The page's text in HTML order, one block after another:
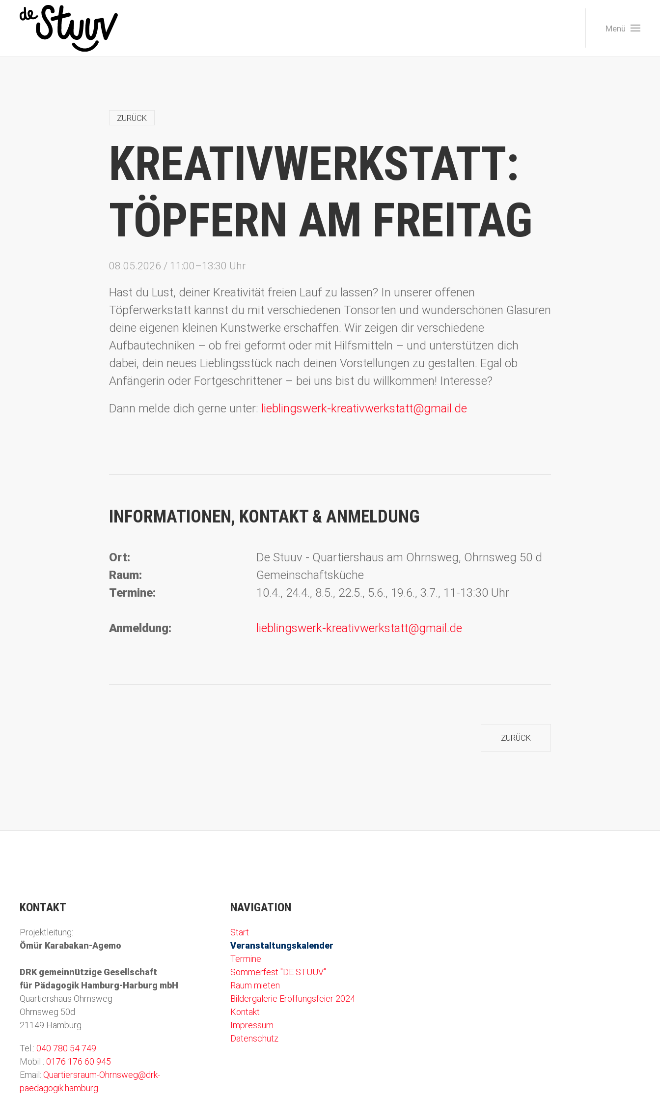
Menü
ZURÜCK
KREATIVWERKSTATT:
TÖPFERN AM FREITAG
08.05.2026 / 11:00–13:30 Uhr
Hast du Lust, deiner Kreativität freien Lauf zu lassen? In unserer offenen
Töpferwerkstatt kannst du mit verschiedenen Tonsorten und wunderschönen Glasuren
deine eigenen kleinen Kunstwerke erschaffen. Wir zeigen dir verschiedene
Aufbautechniken – ob frei geformt oder mit Hilfsmitteln – und unterstützen dich
dabei, dein neues Lieblingsstück nach deinen Vorstellungen zu gestalten. Egal ob
Anfängerin oder Fortgeschrittener – bei uns bist du willkommen! Interesse?
Dann melde dich gerne unter: lieblingswerk-kreativwerkstatt@gmail.de
INFORMATIONEN, KONTAKT & ANMELDUNG
Ort:
De Stuuv - Quartiershaus am Ohrnsweg, Ohrnsweg 50 d
Raum:
Gemeinschaftsküche
Termine:
10.4., 24.4., 8.5., 22.5., 5.6., 19.6., 3.7., 11-13:30 Uhr
Anmeldung: lieblingswerk-kreativwerkstatt@gmail.de
ZURÜCK
KONTAKT
Projektleitung:
Ömür Karabakan-Agemo
DRK gemeinnützige Gesellschaft
für Pädagogik Hamburg-Harburg mbH
Quartiershaus Ohrnsweg
Ohrnsweg 50d
21149 Hamburg
Tel.: 040 780 54 749
Mobil : 0176 176 60 945
Email: Quartiersraum-Ohrnsweg@drk-
paedagogik.hamburg
NAVIGATION
Navigation überspringen
Start
Veranstaltungskalender
Termine
Sommerfest "DE STUUV"
Raum mieten
Bildergalerie Eröffungsfeier 2024
Kontakt
Impressum
Datenschutz